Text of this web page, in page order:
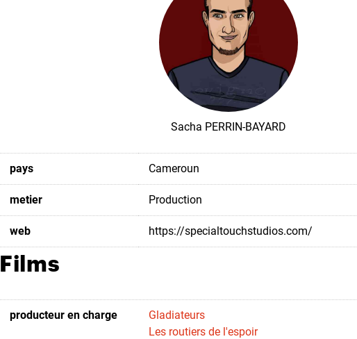
Sacha PERRIN-BAYARD
pays Cameroun
metier Production
web https://specialtouchstudios.com/
Films
producteur en charge
Gladiateurs
Les routiers de l'espoir